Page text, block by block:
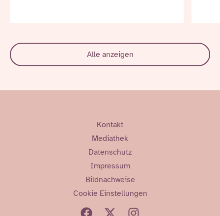
Alle anzeigen
Kontakt
Mediathek
Datenschutz
Impressum
Bildnachweise
Cookie Einstellungen